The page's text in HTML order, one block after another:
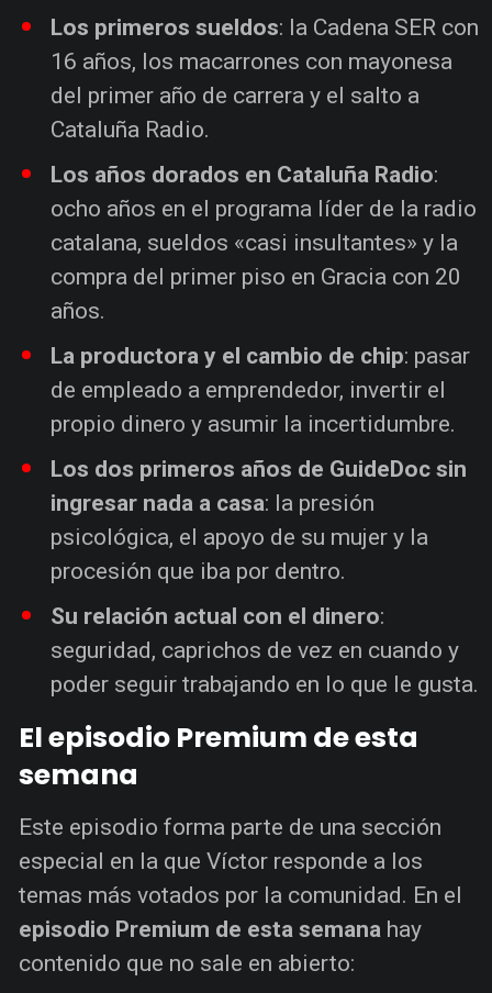
Los primeros sueldos: la Cadena SER con
16 años, los macarrones con mayonesa
del primer año de carrera y el salto a
Cataluña Radio.
Los años dorados en Cataluña Radio:
ocho años en el programa líder de la radio
catalana, sueldos «casi insultantes» y la
compra del primer piso en Gracia con 20
años.
La productora y el cambio de chip: pasar
de empleado a emprendedor, invertir el
propio dinero y asumir la incertidumbre.
Los dos primeros años de GuideDoc sin
ingresar nada a casa: la presión
psicológica, el apoyo de su mujer y la
procesión que iba por dentro.
Su relación actual con el dinero:
seguridad, caprichos de vez en cuando y
poder seguir trabajando en lo que le gusta.
El episodio Premium de esta
semana
Este episodio forma parte de una sección
especial en la que Víctor responde a los
temas más votados por la comunidad. En el
episodio Premium de esta semana hay
contenido que no sale en abierto: